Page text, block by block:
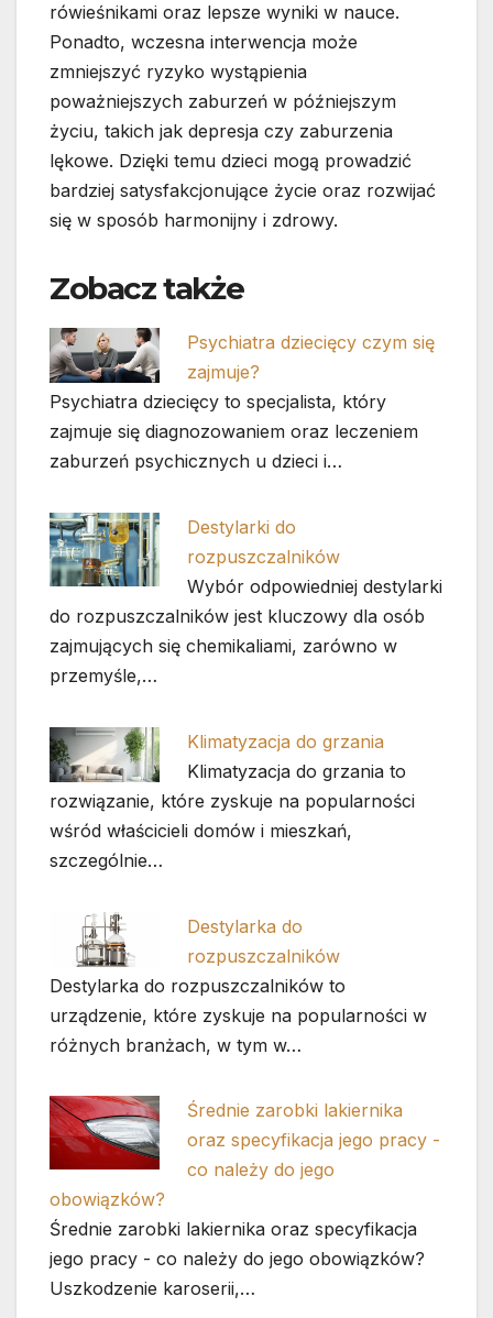
rówieśnikami oraz lepsze wyniki w nauce.
Ponadto, wczesna interwencja może
zmniejszyć ryzyko wystąpienia
poważniejszych zaburzeń w późniejszym
życiu, takich jak depresja czy zaburzenia
lękowe. Dzięki temu dzieci mogą prowadzić
bardziej satysfakcjonujące życie oraz rozwijać
się w sposób harmonijny i zdrowy.
Zobacz także
Psychiatra dziecięcy czym się
zajmuje?
Psychiatra dziecięcy to specjalista, który
zajmuje się diagnozowaniem oraz leczeniem
zaburzeń psychicznych u dzieci i…
Destylarki do
rozpuszczalników
Wybór odpowiedniej destylarki
do rozpuszczalników jest kluczowy dla osób
zajmujących się chemikaliami, zarówno w
przemyśle,…
Klimatyzacja do grzania
Klimatyzacja do grzania to
rozwiązanie, które zyskuje na popularności
wśród właścicieli domów i mieszkań,
szczególnie…
Destylarka do
rozpuszczalników
Destylarka do rozpuszczalników to
urządzenie, które zyskuje na popularności w
różnych branżach, w tym w…
Średnie zarobki lakiernika
oraz specyfikacja jego pracy -
co należy do jego
obowiązków?
Średnie zarobki lakiernika oraz specyfikacja
jego pracy - co należy do jego obowiązków?
Uszkodzenie karoserii,…